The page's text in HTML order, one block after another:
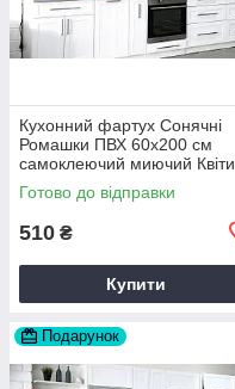
Кухонний фартух Сонячні
Ромашки ПВХ 60х200 см
самоклеючий миючий Квіти
Жовтий Happy Pocket
Z184174
Готово до відправки
510 ₴
Купити
Подарунок